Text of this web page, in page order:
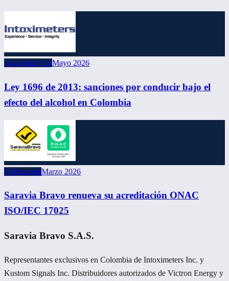
Seguridad VialMayo 2026
Ley 1696 de 2013: sanciones por conducir bajo el
efecto del alcohol en Colombia
CalibraciónMarzo 2026
Saravia Bravo renueva su acreditación ONAC
ISO/IEC 17025
Saravia Bravo S.A.S.
Representantes exclusivos en Colombia de Intoximeters Inc. y
Kustom Signals Inc. Distribuidores autorizados de Victron Energy y